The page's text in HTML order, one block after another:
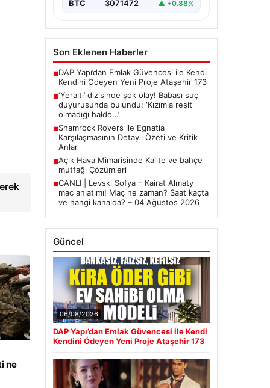
ne
BTC 3071472 ▲ +0.88%
Son Eklenen Haberler
■DAP Yapı’dan Emlak Güvencesi ile Kendi
Kendini Ödeyen Yeni Proje Ataşehir 173
■‘Yeraltı’ dizisinde şok olay! Babası suç
duyurusunda bulundu: ‘Kızımla reşit
olmadığı halde…’
■Shamrock Rovers ile Egnatia
Karşılaşmasının Detaylı Özeti ve Kritik
Anlar
■Açık Hava Mimarisinde Kalite ve bahçe
mutfağı Çözümleri
■CANLI | Levski Sofya – Kairat Almaty
maç anlatımı! Maç ne zaman? Saat kaçta
ve hangi kanalda? – 04 Ağustos 2026
Güncel
06/08/2026
DAP Yapı’dan Emlak Güvencesi ile Kendi
Kendini Ödeyen Yeni Proje Ataşehir 173